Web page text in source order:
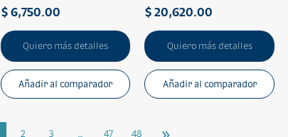
$ 6,750.00
Quiero más detalles
Añadir al comparador
$ 20,620.00
Quiero más detalles
Añadir al comparador
2 3 … 47 48